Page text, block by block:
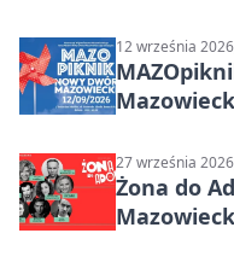
12 września
27 września
Żona do